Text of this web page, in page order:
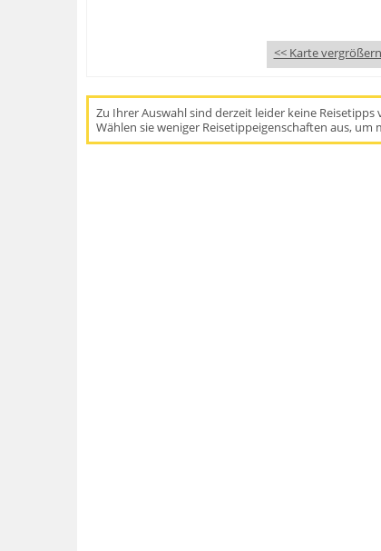
<< Karte vergrößern
Zu Ihrer Auswahl sind derzeit leider keine Reisetipps
Wählen sie weniger Reisetippeigenschaften aus, um